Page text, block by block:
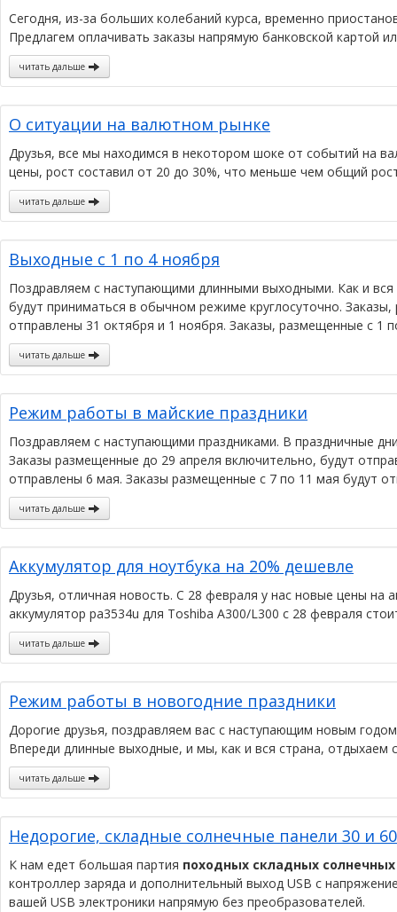
Сегодня, из-за больших колебаний курса, временно
Предлагем оплачивать заказы напрямую банковской картой
читать дальше
О ситуации на валютном рынке
Друзья, все мы находимся в некотором шоке от событий на
цены, рост составил от 20 до 30%, что меньше чем общий
читать дальше
Выходные с 1 по 4 ноября
Поздравляем с наступающими длинными выходными. Как и
будут приниматься в обычном режиме круглосуточно.
отправлены 31 октября и 1 ноября. Заказы, размещенные с 1
читать дальше
Режим работы в майские праздники
Поздравляем с наступающими праздниками. В праздничные
Заказы размещенные до 29 апреля включительно, будут
отправлены 6 мая. Заказы размещенные с 7 по 11 мая будут
читать дальше
Аккумулятор для ноутбука на 20% дешевле
Друзья, отличная новость. С 28 февраля у нас новые цены на
аккумулятор pa3534u для Toshiba A300/L300 с 28 февраля
читать дальше
Режим работы в новогодние праздники
Дорогие друзья, поздравляем вас с наступающим новым
Впереди длинные выходные, и мы, как и вся страна,
читать дальше
Недорогие, складные солнечные панели 30 и
К нам едет большая партия походных складных
контроллер заряда и дополнительный выход USB с
вашей USB электроники напрямую без преобразователей.